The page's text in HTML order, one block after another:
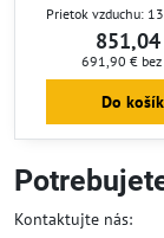
Prietok vzduchu:
691,90 €
Do
Kontaktujte nás: